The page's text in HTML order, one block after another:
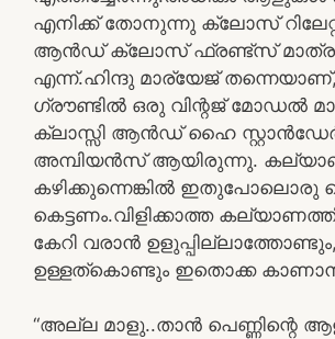
എനിക്ക് തോനുന്നു ക്ലോസ്
ആൻഡ് ക്ലോസ് ഫ്രണ്ട്‌സ്
എന്ന്.ഹിന്ദു മാര്യേജ്
ഗ്രൗണ്ടിൽ ഒരു വിന്റജ് മോഡൽ
ക്ലാസ്സി ആൻഡ് ഹൈ
അമ്പിയൻസ് ആയിരുന്നു.
കഴിക്കുന്നെങ്കിൽ ഇതുപോലൊരു
കെട്ടണം.വിളിക്കാത്ത
കേറി വരാൻ
ഉള്ളത്കൊണ്ടും ഇതൊക്ക കാണാൻ
“അല്ല മാളു..താൻ പെണ്ണിന്റെ